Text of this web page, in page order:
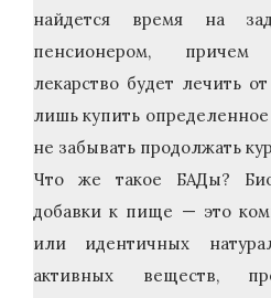
найдется время на
пенсионером,
лекарство будет лечить
лишь купить
не забывать продолжать
Что же такое БАДы?
добавки к пище — это
или идентичных
активных веществ,